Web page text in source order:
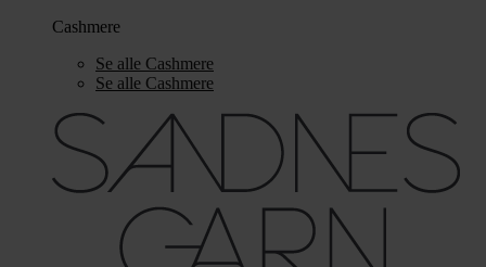
Cashmere
Se alle Cashmere
Se alle Cashmere